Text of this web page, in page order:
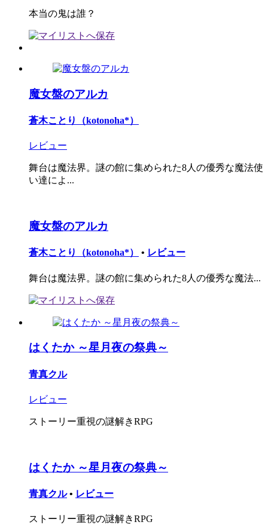
本当の鬼は誰？
魔女盤のアルカ
蒼木ことり（kotonoha*）
レビュー
舞台は魔法界。謎の館に集められた8人の優秀な魔法使
い達によ...
魔女盤のアルカ
蒼木ことり（kotonoha*） • レビュー
舞台は魔法界。謎の館に集められた8人の優秀な魔法...
はくたか ～星月夜の祭典～
青真クル
レビュー
ストーリー重視の謎解きRPG
はくたか ～星月夜の祭典～
青真クル • レビュー
ストーリー重視の謎解きRPG